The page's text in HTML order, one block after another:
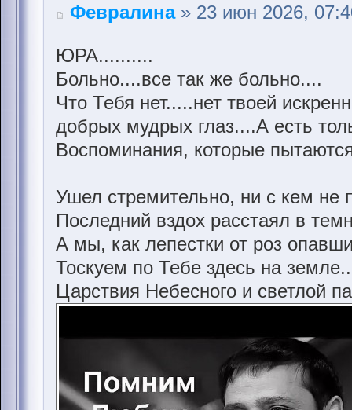
Февралина» 23 июн 2026,
ЮРА..........
Больно....все так же больно....
Что Тебя нет.....нет твоей
добрых мудрых глаз....А есть
Воспоминания, которые
Ушел стремительно, ни с кем не
Последний вздох расстаял в
А мы, как лепестки от роз
Тоскуем по Тебе здесь на
Царствия Небесного и светлой